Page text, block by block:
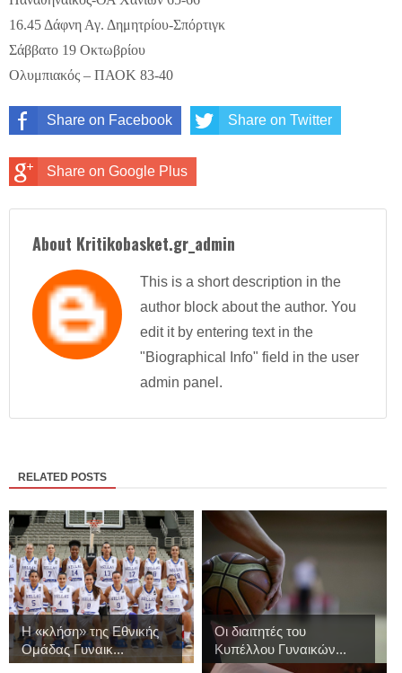
16.45 Δάφνη Αγ. Δημητρίου-Σπόρτιγκ
Σάββατο 19 Οκτωβρίου
Ολυμπιακός – ΠΑΟΚ 83-40
Share on Facebook Share on Twitter
Share on Google Plus
About Kritikobasket.gr_admin
This is a short description in the
author block about the author. You
edit it by entering text in the
"Biographical Info" field in the user
admin panel.
RELATED POSTS
Η «κλήση» της Εθνικής
Ομάδας Γυναικ...
Οι διαιτητές του
Κυπέλλου Γυναικών...